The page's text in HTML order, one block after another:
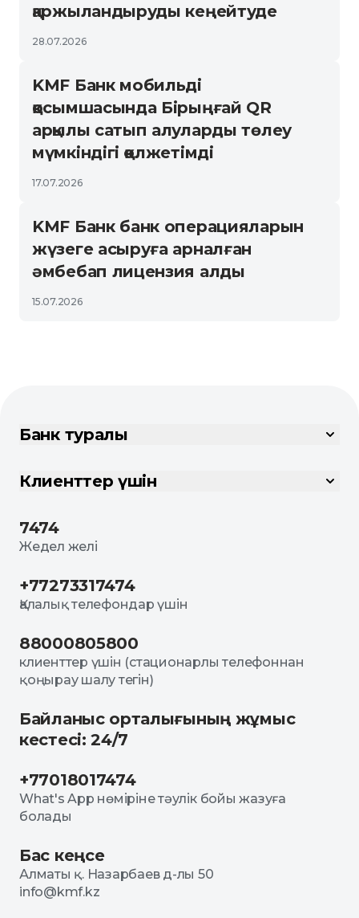
қаржыландыруды кеңейтуде
28.07.2026
KMF Банк мобильді
қосымшасында Бірыңғай QR
арқылы сатып алуларды төлеу
мүмкіндігі қолжетімді
17.07.2026
KMF Банк банк операцияларын
жүзеге асыруға арналған
әмбебап лицензия алды
15.07.2026
Банк туралы
Клиенттер үшін
7474
Жедел желі
+77273317474
Қалалық телефондар үшін
88000805800
клиенттер үшін (стационарлы телефоннан
қоңырау шалу тегін)
Байланыс орталығының жұмыс
кестесі: 24/7
+77018017474
What's App нөміріне тәулік бойы жазуға
болады
Бас кеңсе
Алматы қ. Назарбаев д-лы 50
info@kmf.kz